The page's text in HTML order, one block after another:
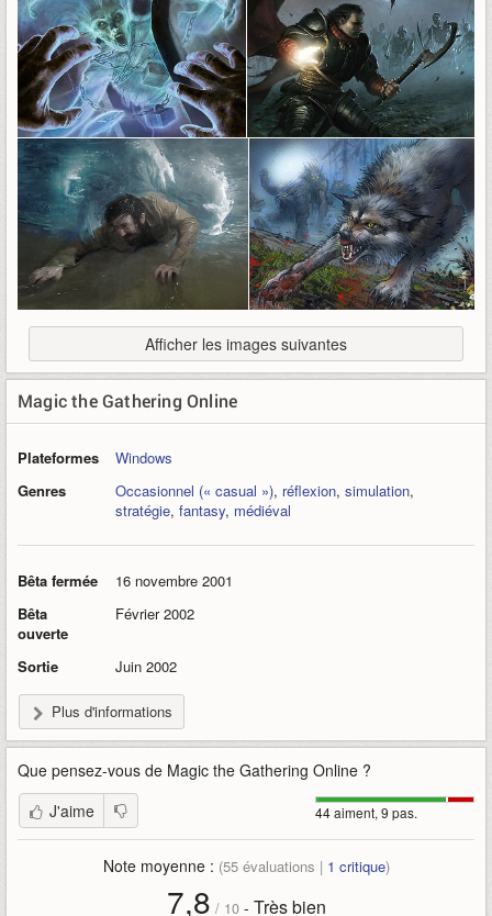
Afficher les images suivantes
Magic the Gathering Online
Plateformes
Windows
Genres
Occasionnel (« casual »), réflexion, simulation,
stratégie, fantasy, médiéval
Bêta fermée
16 novembre 2001
Bêta
ouverte
Février 2002
Sortie Juin 2002
Plus d'informations
Que pensez-vous de Magic the Gathering Online ?
44 aiment, 9 pas.
J'aime
Note moyenne : (55évaluations | 1 critique)
7,8 / 10- Très bien